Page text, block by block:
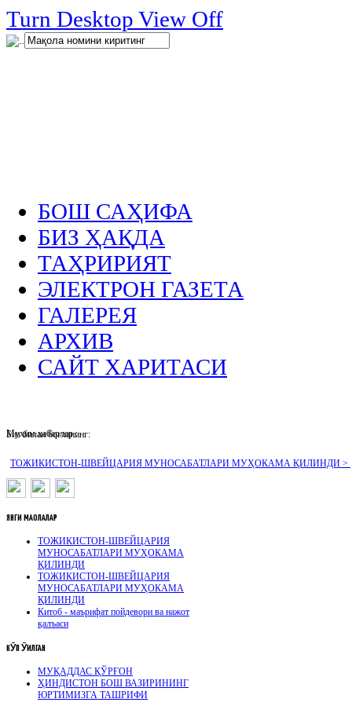
Turn Desktop View Off
.
БОШ САҲИФА
БИЗ ҲАҚДА
ТАҲРИРИЯТ
ЭЛЕКТРОН ГАЗЕТА
ГАЛЕРЕЯ
АРХИВ
САЙТ ХАРИТАСИ
Муҳим хабарлар :
ТОЖИКИСТОН-ШВЕЙЦАРИЯ МУНОСАБАТЛАРИ МУҲОКАМА ҚИЛИНДИ >
Биз билан боғланинг:
ЯНГИ МАҚОЛАЛАР
ТОЖИКИСТОН-ШВЕЙЦАРИЯ
МУНОСАБАТЛАРИ МУҲОКАМА
ҚИЛИНДИ
ТОЖИКИСТОН-ШВЕЙЦАРИЯ
МУНОСАБАТЛАРИ МУҲОКАМА
ҚИЛИНДИ
Китоб - маърифат пойдевори ва нажот
қалъаси
КӮП ӮҚИЛГАН
МУҚАДДАС ҚЎРҒОН
ҲИНДИСТОН БОШ ВАЗИРИНИНГ
ЮРТИМИЗГА ТАШРИФИ